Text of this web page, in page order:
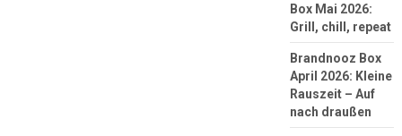
Box Mai 2026:
Grill, chill, repeat
Brandnooz Box
April 2026: Kleine
Rauszeit – Auf
nach draußen